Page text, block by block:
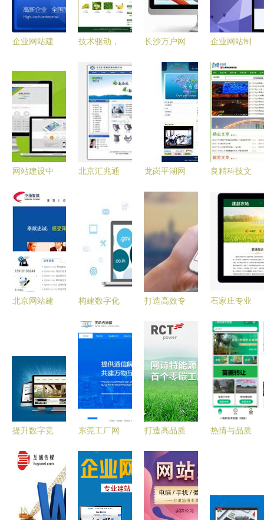
企业网站建
格构成与选
择策略
技术驱动，
一站式高效
服务助力企
业数字化升
级
长沙万户网
环保科技网
站建设项
目，助力企
业数字化转
型新征程
企业网站制
题需要留意
网站建设中
核心内容
打造价值驱
动的在线品
牌体验
北京汇兆通
务引领建材
行业数字化
转型
龙岗平湖网
地化服务引
领数字化转
型新篇章
良精科技文
企业建站
网站制作
公司企业网
站管理系统
企业建站程
序 企业建
业建站系统
企业建站模
板 北京企
业网站建设
服务
北京网站建
化品牌形象
构建数字化
企业腾飞
网站建设服
务解析
打造高效专
设服务 从
全流程解析
石家庄专业
网站建设服
务全攻略
提升数字竞
庄网站建设
服务的专业
指南
东莞工厂网
与青岛外放
手工活工厂
打造高品质
目 六大核
心服务解析
【用科技为
热情与品质
心价值